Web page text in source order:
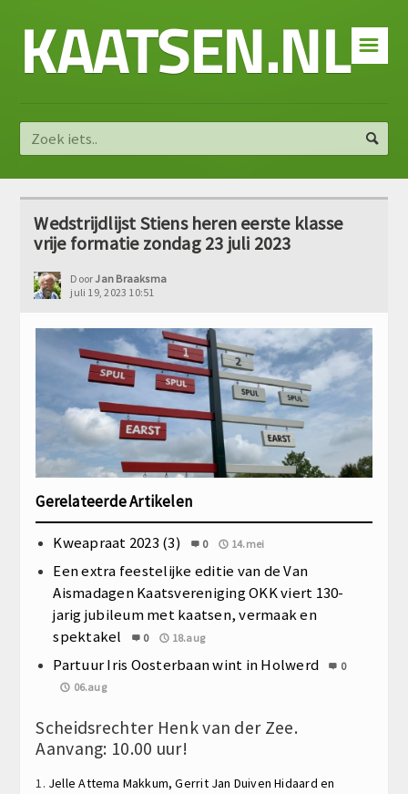
☰
KAATSEN.NL
Wedstrijdlijst Stiens heren eerste klasse
vrije formatie zondag 23 juli 2023
DoorJan Braaksma
juli 19, 2023 10:51
Gerelateerde Artikelen
Kweapraat 2023 (3) 0 14.mei
Een extra feestelijke editie van de Van
Aismadagen Kaatsvereniging OKK viert 130-
jarig jubileum met kaatsen, vermaak en
spektakel
0 18.aug
Partuur Iris Oosterbaan wint in Holwerd
0
06.aug
Scheidsrechter Henk van der Zee.
Aanvang: 10.00 uur!
1. Jelle Attema Makkum,Gerrit Jan DuivenHidaard en